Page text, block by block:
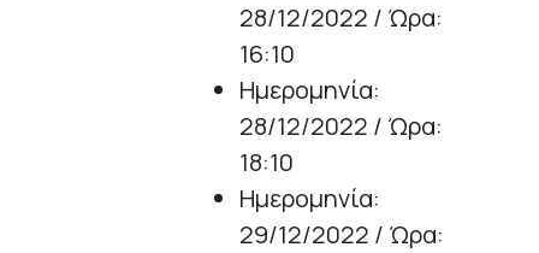
28/12/2022 / Ώρα:
16:10
Ημερομηνία:
28/12/2022 / Ώρα:
18:10
Ημερομηνία:
29/12/2022 / Ώρα: